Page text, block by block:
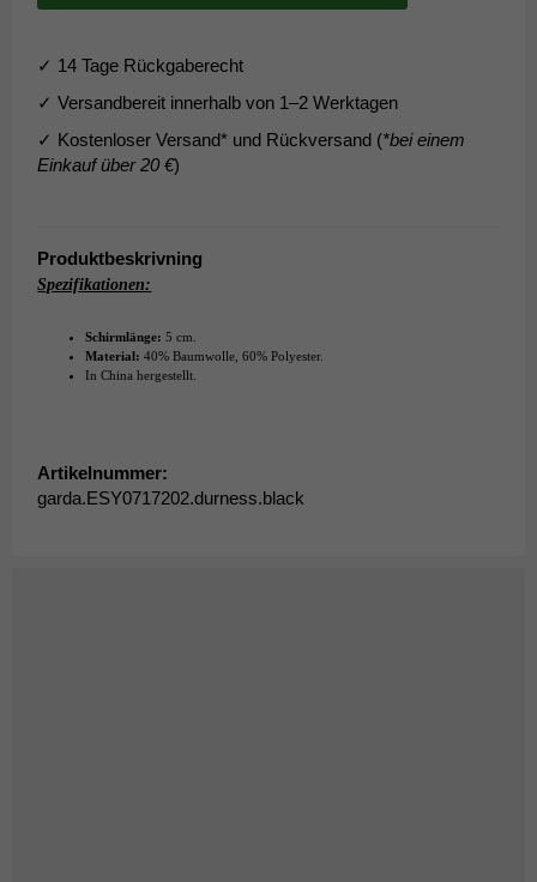
✓ 14 Tage Rückgaberecht
✓ Versandbereit innerhalb von 1–2 Werktagen
✓ Kostenloser Versand* und Rückversand (*bei einem
Einkauf über 20 €)
Produktbeskrivning
Spezifikationen:
Schirmlänge: 5 cm.
Material: 40% Baumwolle, 60% Polyester.
In China hergestellt.
Artikelnummer:
garda.ESY0717202.durness.black